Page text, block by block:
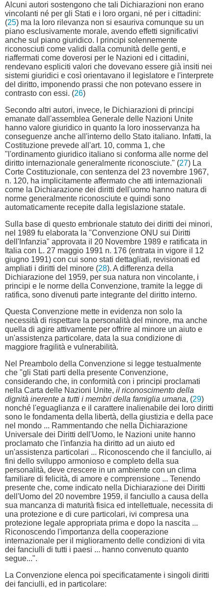
Alcuni autori sostengono che tali Dichiarazioni non erano
vincolanti né per gli Stati e i loro organi, né per i cittadini:
(25) ma la loro rilevanza non si esauriva comunque su un
piano esclusivamente morale, avendo effetti significativi
anche sul piano giuridico. I principi solennemente
riconosciuti come validi dalla comunità delle genti, e
riaffermati come doverosi per le Nazioni ed i cittadini,
rendevano espliciti valori che dovevano essere già insiti nei
sistemi giuridici e così orientavano il legislatore e l'interprete
del diritto, imponendo prassi che non potevano essere in
contrasto con essi. (26)
Secondo altri autori, invece, le Dichiarazioni di principi
emanate dall'assemblea Generale delle Nazioni Unite
hanno valore giuridico in quanto la loro inosservanza ha
conseguenze anche all'interno dello Stato italiano. Infatti, la
Costituzione prevede all'art. 10, comma 1, che
"l'ordinamento giuridico italiano si conforma alle norme del
diritto internazionale generalmente riconosciute." (27) La
Corte Costituzionale, con sentenza del 23 novembre 1967,
n. 120, ha implicitamente affermato che atti internazionali
come la Dichiarazione dei diritti dell'uomo hanno natura di
norme generalmente riconosciute e quindi sono
automaticamente recepite dalla legislazione statale.
Sulla base di questo embrionale statuto dei diritti dei minori,
nel 1989 fu elaborata la "Convenzione ONU sui Diritti
dell'Infanzia" approvata il 20 Novembre 1989 e ratificata in
Italia con L. 27 maggio 1991 n. 176 (entrata in vigore il 12
giugno 1991) con cui sono stati dettagliati, revisionati ed
ampliati i diritti del minore (28). A differenza della
Dichiarazione del 1959, per sua natura non vincolante, i
principi e le norme della Convenzione, tramite la legge di
ratifica, sono divenuti parte integrante del diritto interno.
Questa Convenzione mette in evidenza non solo la
necessità di rispettare la personalità del minore, ma anche
quella di agire attivamente per offrire al minore un aiuto e
un'assistenza particolare, data la sua condizione di
maggiore fragilità e vulnerabilità.
Nel Preambolo della Convenzione si legge testualmente
che "gli Stati parti della presente Convenzione,
considerando che, in conformità con i principi proclamati
nella Carta delle Nazioni Unite, il riconoscimento della
dignità inerente a tutti i membri della famiglia umana, (29)
nonché l'eguaglianza e il carattere inalienabile dei loro diritti
sono le fondamenta della libertà, della giustizia e della pace
nel mondo ... Rammentando che nella Dichiarazione
Universale dei Diritti dell'Uomo, le Nazioni unite hanno
proclamato che l'infanzia ha diritto ad un aiuto ed
un'assistenza particolari ... Riconoscendo che il fanciullo, ai
fini dello sviluppo armonioso e completo della sua
personalità, deve crescere in un ambiente con un clima
familiare di felicità, di amore e comprensione ... Tenendo
presente che, come indicato nella Dichiarazione dei Diritti
dell'Uomo del 20 novembre 1959, il fanciullo a causa della
sua mancanza di maturità fisica ed intellettuale, necessita di
una protezione e di cure particolari, ivi compresa una
protezione legale appropriata prima e dopo la nascita ...
Riconoscendo l'importanza della cooperazione
internazionale per il miglioramento delle condizioni di vita
dei fanciulli di tutti i paesi ... hanno convenuto quanto
segue...".
La Convenzione elenca poi specificatamente i singoli diritti
dei fanciulli, ed in particolare: